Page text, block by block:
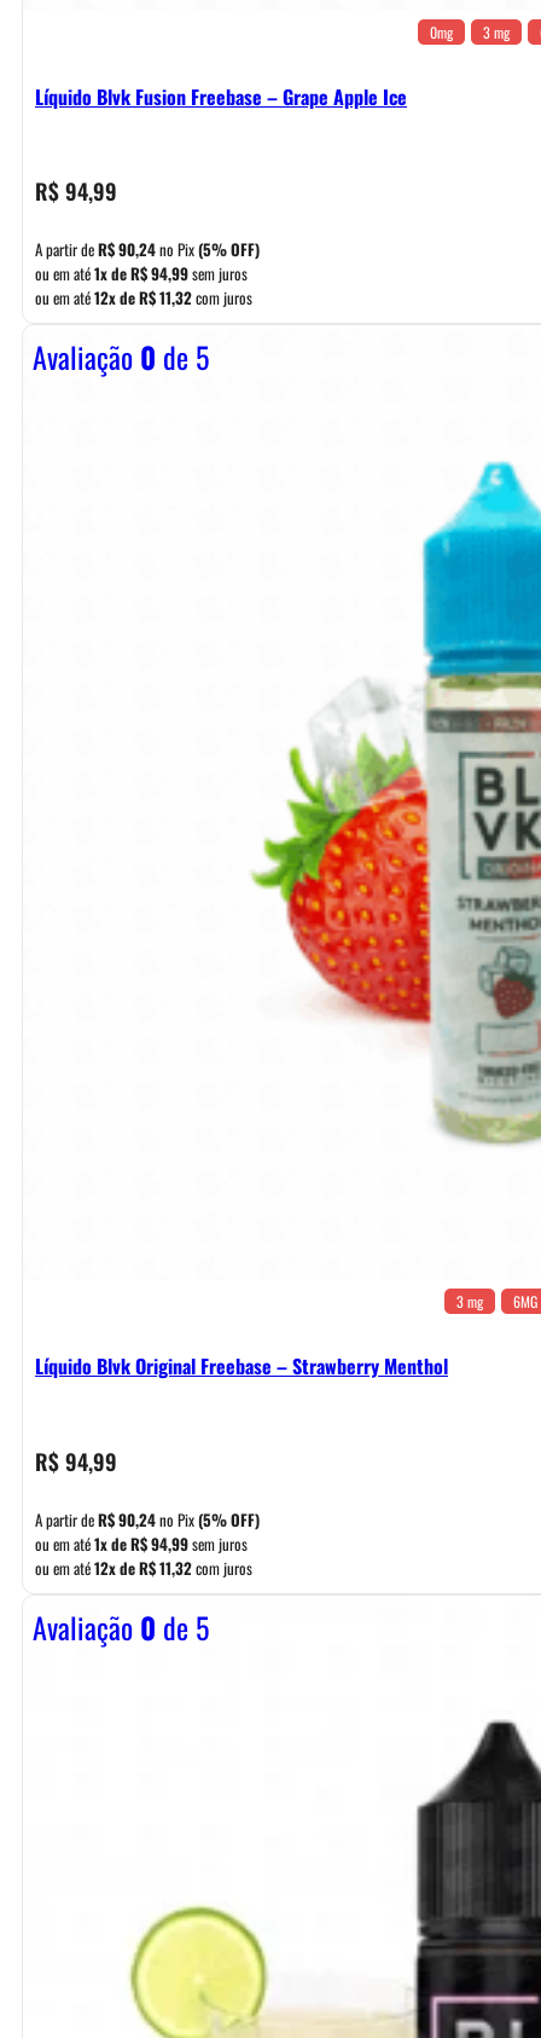
0mg 3 mg
Líquido Blvk Fusion Freebase – Grape Apple Ice
R$94,99
A partir deR$90,24no Pix(5% OFF)
ou em até1x deR$94,99sem juros
ou em até12x deR$11,32com juros
Avaliação0 de 5
3 mg 6MG
Líquido Blvk Original Freebase – Strawberry Menthol
R$94,99
A partir deR$90,24no Pix(5% OFF)
ou em até1x deR$94,99sem juros
ou em até12x deR$11,32com juros
Avaliação0 de 5